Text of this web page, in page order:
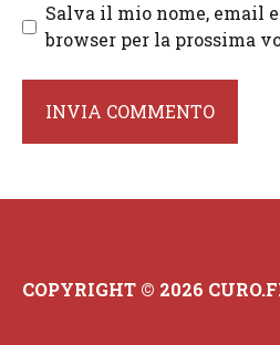
Salva il mio nome, email
browser per la prossima
COPYRIGHT © 2026